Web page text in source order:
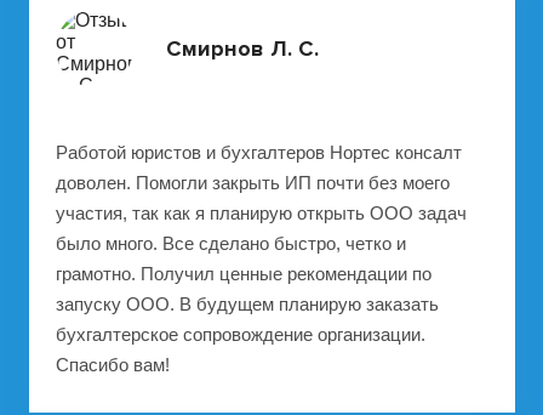
Смирнов Л. С.
Работой юристов и бухгалтеров Нортес консалт
доволен. Помогли закрыть ИП почти без моего
участия, так как я планирую открыть ООО задач
было много. Все сделано быстро, четко и
грамотно. Получил ценные рекомендации по
запуску ООО. В будущем планирую заказать
бухгалтерское сопровождение организации.
Спасибо вам!